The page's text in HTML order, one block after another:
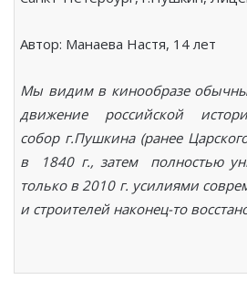
Автор: Манаева Настя, 14 лет
Мы видим в кинообразе
движение российской
собор г.Пушкина (ранее
в 1840 г., затем полностью
только в 2010 г. усилиями
и строителей наконец-то